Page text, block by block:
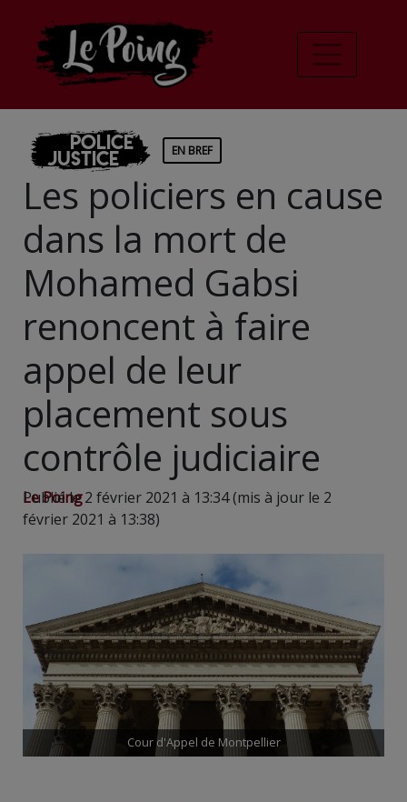
Police
Justice EN BREF
Les policiers en cause
dans la mort de
Mohamed Gabsi
renoncent à faire
appel de leur
placement sous
contrôle judiciaire
Le Poing
Publié le 2 février 2021 à 13:34 (mis à jour le 2
février 2021 à 13:38)
Cour d'Appel de Montpellier